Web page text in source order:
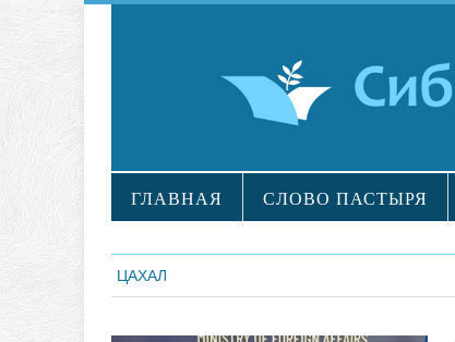
ГЛАВНАЯ СЛОВО ПАСТЫРЯ
ЦАХАЛ